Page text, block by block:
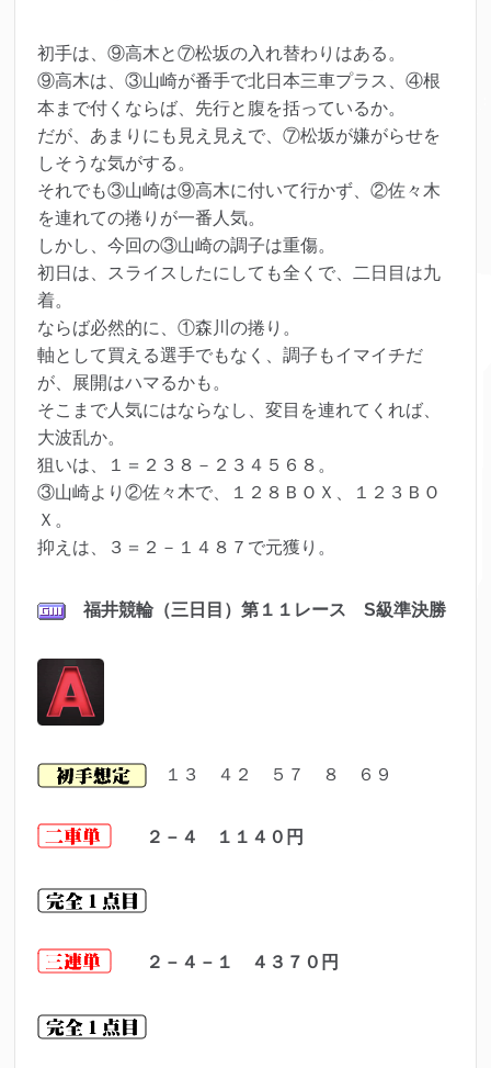
初手は、⑨高木と⑦松坂の入れ替わりはある。
⑨高木は、③山崎が番手で北日本三車プラス、④根
本まで付くならば、先行と腹を括っているか。
だが、あまりにも見え見えで、⑦松坂が嫌がらせを
しそうな気がする。
それでも③山崎は⑨高木に付いて行かず、②佐々木
を連れての捲りが一番人気。
しかし、今回の③山崎の調子は重傷。
初日は、スライスしたにしても全くで、二日目は九
着。
ならば必然的に、①森川の捲り。
軸として買える選手でもなく、調子もイマイチだ
が、展開はハマるかも。
そこまで人気にはならなし、変目を連れてくれば、
大波乱か。
狙いは、１＝２３８－２３４５６８。
③山崎より②佐々木で、１２８ＢＯＸ、１２３ＢＯ
Ｘ。
抑えは、３＝２－１４８７で元獲り。
福井競輪（三日目）第１１レース S級準決勝
１３ ４２ ５７ ８ ６９
２－４ １１４０ 円
２－４－１ ４３７０ 円